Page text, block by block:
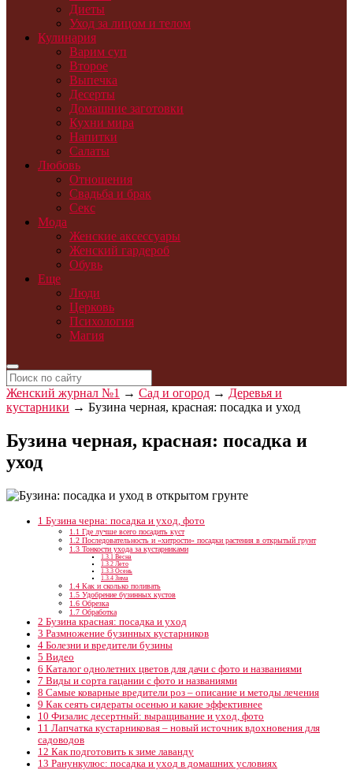
Диеты
Уход за лицом и телом
Кулинария
Варим суп
Второе
Выпечка
Десерты
Домашние заготовки
Кухни мира
Напитки
Салаты
Любовь
Отношения
Свадьба и брак
Секс
Мода
Женские аксессуары
Женский гардероб
Обувь
Еще
Люди
Церковь
Психология
Магия
Женский журнал №1 → Сад и огород → Деревья и
кустарники → Бузина черная, красная: посадка и уход
Бузина черная, красная: посадка и
уход
1 Бузина черна: посадка и уход, фото
1.1 Где лучше всего посадить куст
1.2 Последовательность и «хитрости» посадки растения в открытый грунт
1.3 Тонкости ухода за кустарниками
1.3.1 Весна
1.3.2 Лето
1.3.3 Осень
1.3.4 Зима
1.4 Как и сколько поливать
1.5 Удобрение бузинных кустов
1.6 Обрезка
1.7 Обработка
2 Бузина красная: посадка и уход
3 Размножение бузинных кустарников
4 Болезни и вредители бузины
5 Видео
6 Каталог однолетних цветов для дачи с фото и названиями
7 Виды и сорта гацании с фото и названиями
8 Самые коварные вредители роз – описание и методы лечения
9 Как сеять сидераты осенью и какие эффективнее
10 Физалис десертный: выращивание и уход, фото
11 Лапчатка кустарниковая – новый источник вдохновения для
садоводов
12 Как подготовить к зиме лаванду
13 Ранункулюс: посадка и уход в домашних условиях